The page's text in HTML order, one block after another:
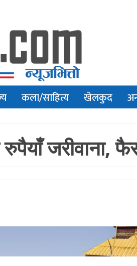
कला/साहित्य खेलकुद
जरीवाना,